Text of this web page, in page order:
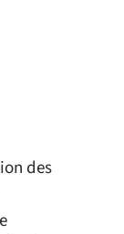
des